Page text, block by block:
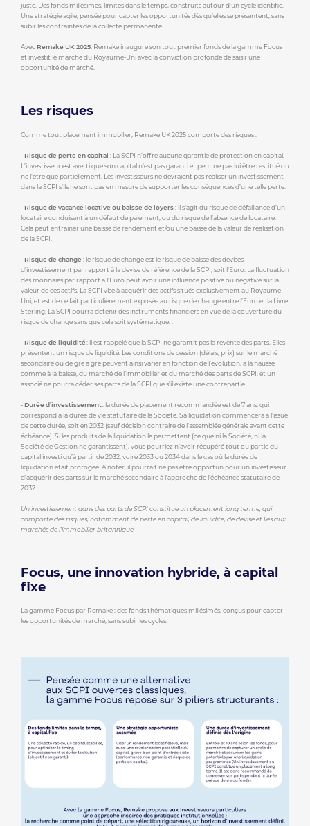
juste. Des fonds millésimés, limités dans le temps, construits autour d’un cycle identifié.
Une stratégie agile, pensée pour capter les opportunités dès qu’elles se présentent, sans
subir les contraintes de la collecte permanente.
Avec Remake UK 2025 , Remake inaugure son tout premier fonds de la gamme Focus
et investit le marché du Royaume-Uni avec la conviction profonde de saisir une
opportunité de marché.
Les risques
Comme tout placement immobilier, Remake UK 2025 comporte des risques :
- Risque de perte en capital : La SCPI n’offre aucune garantie de protection en capital.
L’investisseur est averti que son capital n’est pas garanti et peut ne pas lui être restitué ou
ne l’être que partiellement. Les investisseurs ne devraient pas réaliser un investissement
dans la SCPI s’ils ne sont pas en mesure de supporter les conséquences d’une telle perte.
- Risque de vacance locative ou baisse de loyers: il s’agit du risque de défaillance d’un
locataire conduisant à un défaut de paiement, ou du risque de l’absence de locataire.
Cela peut entrainer une baisse de rendement et/ou une baisse de la valeur de réalisation
de la SCPI.
- Risque de change: le risque de change est le risque de baisse des devises
d’investissement par rapport à la devise de référence de la SCPI, soit l’Euro. La fluctuation
des monnaies par rapport à l’Euro peut avoir une influence positive ou négative sur la
valeur de ces actifs. La SCPI vise à acquérir des actifs situés exclusivement au Royaume-
Uni, et est de ce fait particulièrement exposée au risque de change entre l’Euro et la Livre
Sterling. La SCPI pourra détenir des instruments financiers en vue de la couverture du
risque de change sans que cela soit systématique. .
- Risque de liquidité: il est rappelé que la SCPI ne garantit pas la revente des parts. Elles
présentent un risque de liquidité. Les conditions de cession (délais, prix) sur le marché
secondaire ou de gré à gré peuvent ainsi varier en fonction de l’évolution, à la hausse
comme à la baisse, du marché de l’immobilier et du marché des parts de SCPI, et un
associé ne pourra céder ses parts de la SCPI que s’il existe une contrepartie.
- Durée d’investissement: la durée de placement recommandée est de 7 ans, qui
correspond à la durée de vie statutaire de la Société. Sa liquidation commencera à l’issue
de cette durée, soit en 2032 (sauf décision contraire de l’assemblée générale avant cette
échéance). Si les produits de la liquidation le permettent (ce que ni la Société, ni la
Société de Gestion ne garantissent), vous pourriez n’avoir récupéré tout ou partie du
capital investi qu’à partir de 2032, voire 2033 ou 2034 dans le cas où la durée de
liquidation était prorogée. A noter, il pourrait ne pas être opportun pour un investisseur
d’acquérir des parts sur le marché secondaire à l’approche de l’échéance statutaire de
2032.
Un investissement dans des parts de SCPI constitue un placement long terme, qui
comporte des risques, notamment de perte en capital, de liquidité, de devise et liés aux
marchés de l’immobilier britannique.
Focus, une innovation hybride, à capital
fixe
La gamme Focus par Remake : des fonds thématiques millésimés, conçus pour capter
les opportunités de marché, sans subir les cycles.